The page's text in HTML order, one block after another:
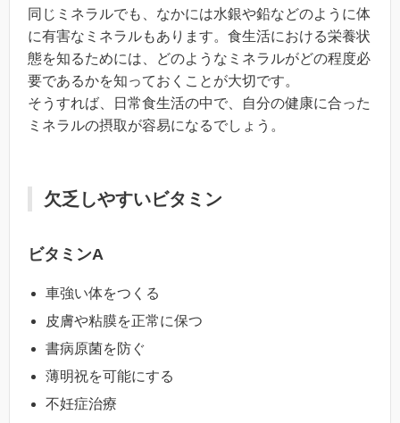
同じミネラルでも、なかには水銀や鉛などのように体
に有害なミネラルもあります。食生活における栄養状
態を知るためには、どのようなミネラルがどの程度必
要であるかを知っておくことが大切です。
そうすれば、日常食生活の中で、自分の健康に合った
ミネラルの摂取が容易になるでしょう。
欠乏しやすいビタミン
ビタミンA
車強い体をつくる
皮膚や粘膜を正常に保つ
書病原菌を防ぐ
薄明祝を可能にする
不妊症治療